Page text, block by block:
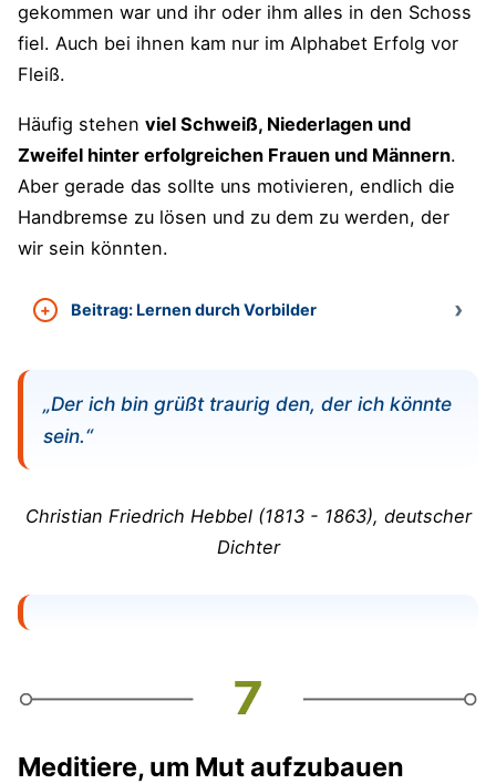
gekommen war und ihr oder ihm alles in den Schoss
fiel. Auch bei ihnen kam nur im Alphabet Erfolg vor
Fleiß.
Häufig stehen viel Schweiß, Niederlagen und
Zweifel hinter erfolgreichen Frauen und Männern.
Aber gerade das sollte uns motivieren, endlich die
Handbremse zu lösen und zu dem zu werden, der
wir sein könnten.
Beitrag: Lernen durch Vorbilder
„Der ich bin grüßt traurig den, der ich könnte
sein.“
Christian Friedrich Hebbel (1813 - 1863), deutscher
Dichter
Meditiere, um Mut aufzubauen